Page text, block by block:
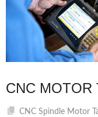
CNC MOTOR
CNC Spindle Motor